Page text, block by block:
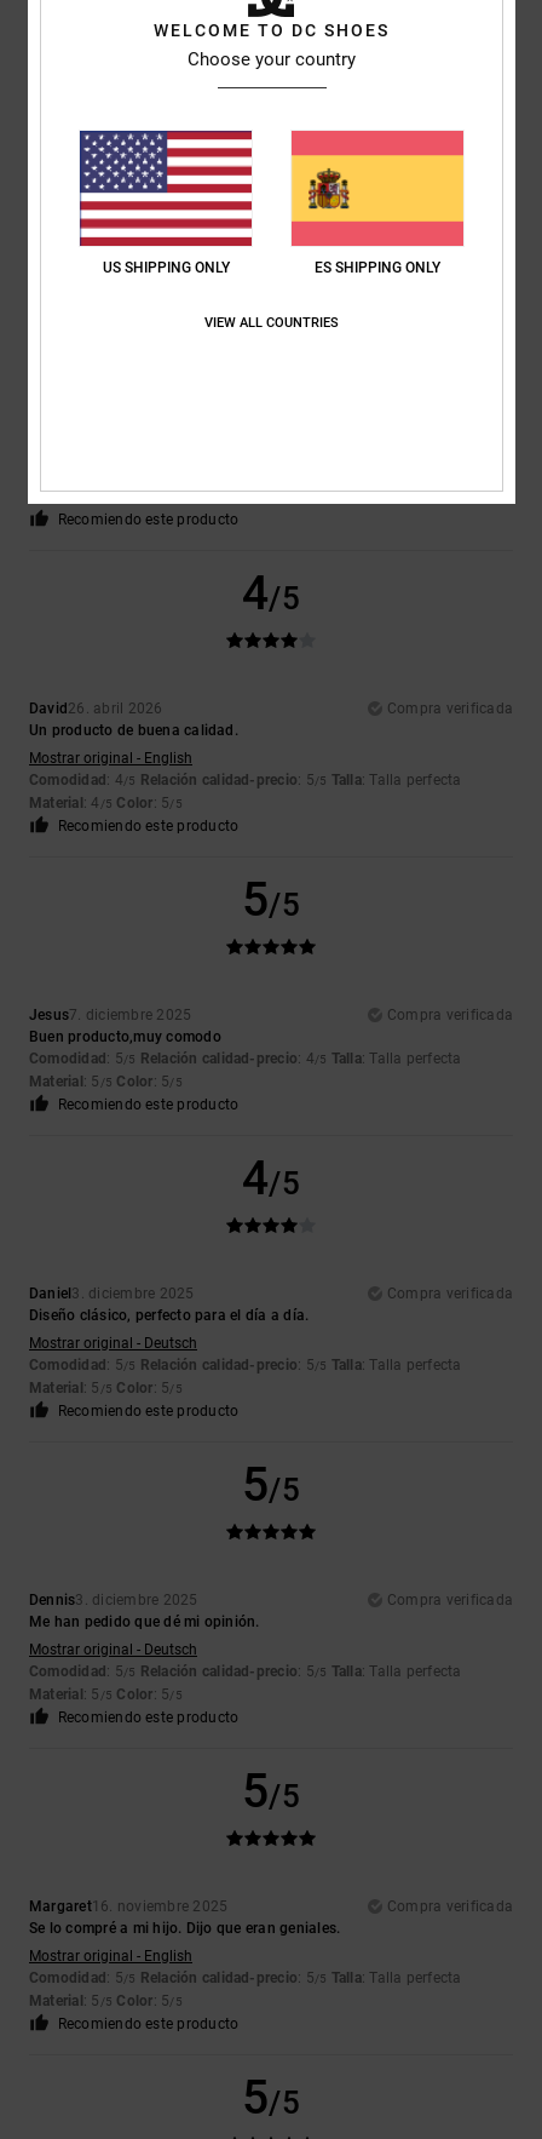
Comodidad: 5/5 Relación calidad-precio
: 4/5 Color: 5/5
Recomiendo este producto
Material: 5 Color: 5
Recomiendo este producto
4/5
David 26. abril 2026
Compra verificada
Un producto de buena calidad.
Mostrar original - English
Comodidad : 4/5 Relación calidad-precio: 5/5 Talla: Talla perfecta
Material : 4 /5 Color: 5/5
Recomiendo este producto
5/5
Jesus7. diciembre 2025
Compra verificada
Buen producto,muy comodo
Comodidad : 5/5 Relación calidad-precio: 4/5 Talla: Talla perfecta
Material : 5 /5 Color: 5/5
Recomiendo este producto
4/5
Daniel 3. diciembre 2025
Compra verificada
Diseño clásico, perfecto para el día a día.
Mostrar original - Deutsch
Comodidad : 5/5 Relación calidad-precio: 5/5 Talla: Talla perfecta
Material : 5 /5 Color: 5/5
Recomiendo este producto
5/5
Dennis3. diciembre 2025
Compra verificada
Me han pedido que dé mi opinión.
Mostrar original - Deutsch
Comodidad : 5/5 Relación calidad-precio: 5/5 Talla: Talla perfecta
Material : 5 /5 Color: 5/5
Recomiendo este producto
5/5
Margaret16. noviembre 2025
Compra verificada
Se lo compré a mi hijo. Dijo que eran geniales.
Mostrar original - English
Comodidad : 5/5 Relación calidad-precio: 5/5 Talla: Talla perfecta
Material : 5 /5 Color: 5/5
Recomiendo este producto
5/5
WELCOME TO DC SHOES
Choose your country
US SHIPPING ONLY ES SHIPPING ONLY
VIEW ALL COUNTRIES